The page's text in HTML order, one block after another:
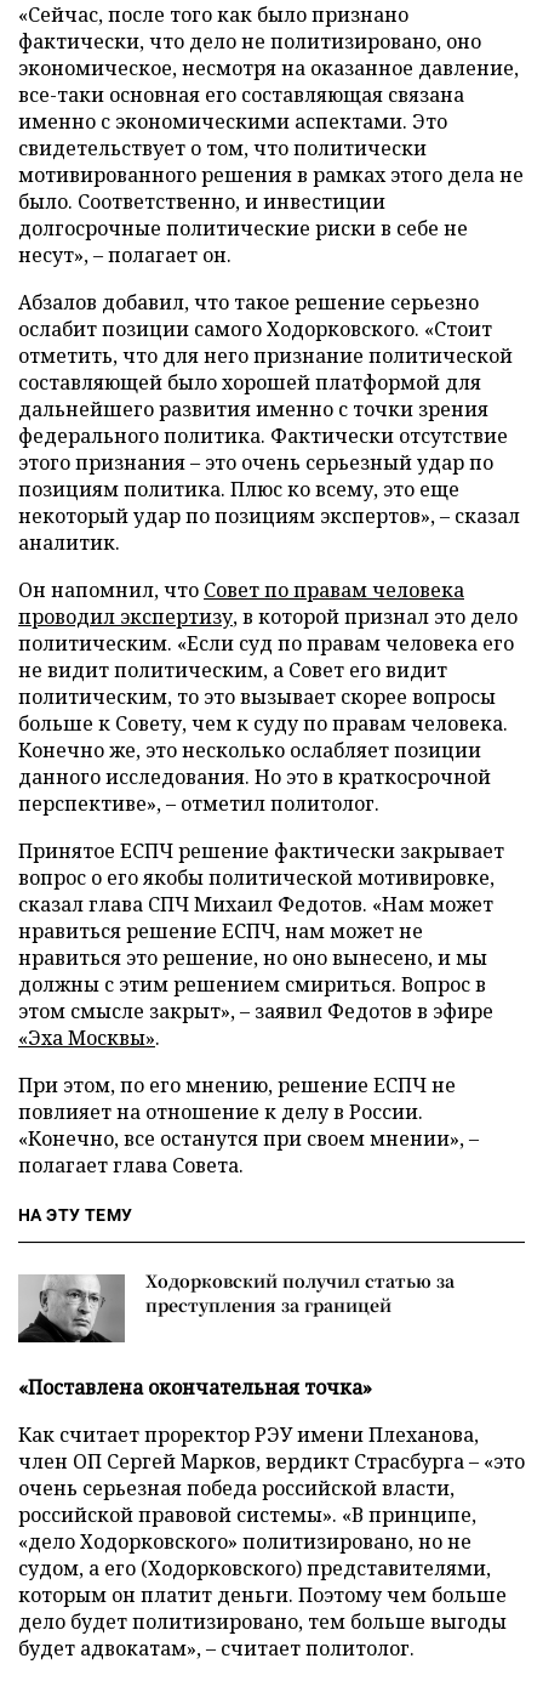
«Сейчас, после того как было признано
фактически, что дело не политизировано, оно
экономическое, несмотря на оказанное давление,
все-таки основная его составляющая связана
именно с экономическими аспектами. Это
свидетельствует о том, что политически
мотивированного решения в рамках этого дела не
было. Соответственно, и инвестиции
долгосрочные политические риски в себе не
несут»,–полагает он.
Абзалов добавил, что такое решение серьезно
ослабит позиции самого Ходорковского. «Стоит
отметить, что для него признание политической
составляющей было хорошей платформой для
дальнейшего развития именно с точки зрения
федерального политика. Фактически отсутствие
этого признания– это очень серьезный удар по
позициям политика. Плюс ко всему, это еще
некоторый удар по позициям экспертов»,– сказал
аналитик.
Он напомнил, что Совет по правам человека
проводил экспертизу, в которой признал это дело
политическим. «Если суд по правам человека его
не видит политическим, а Совет его видит
политическим, то это вызывает скорее вопросы
больше к Совету, чем к суду по правам человека.
Конечно же, это несколько ослабляет позиции
данного исследования. Но это в краткосрочной
перспективе»,– отметил политолог.
Принятое ЕСПЧ решение фактически закрывает
вопрос о его якобы политической мотивировке,
сказал глава СПЧ Михаил Федотов. «Нам может
нравиться решение ЕСПЧ, нам может не
нравиться это решение, но оно вынесено, и мы
должны с этим решением смириться. Вопрос в
этом смысле закрыт»,– заявил Федотов в эфире
«Эха Москвы».
При этом, по его мнению, решение ЕСПЧ не
повлияет на отношение к делу в России.
«Конечно, все останутся при своем мнении»,–
полагает глава Совета.
НА ЭТУ ТЕМУ
Ходорковский получил статью за
преступления за границей
«Поставлена окончательная точка»
Как считает проректор РЭУ имени Плеханова,
член ОП Сергей Марков, вердикт Страсбурга– «это
очень серьезная победа российской власти,
российской правовой системы». «В принципе,
«дело Ходорковского» политизировано, но не
судом, а его (Ходорковского) представителями,
которым он платит деньги. Поэтому чем больше
дело будет политизировано, тем больше выгоды
будет адвокатам»,– считает политолог.